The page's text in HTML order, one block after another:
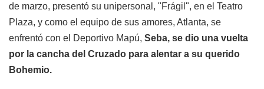
de marzo, presentó su unipersonal, "Frágil", en el Teatro
Plaza, y como el equipo de sus amores, Atlanta, se
enfrentó con el Deportivo Mapú, Seba, se dio una vuelta
por la cancha del Cruzado para alentar a su querido
Bohemio.